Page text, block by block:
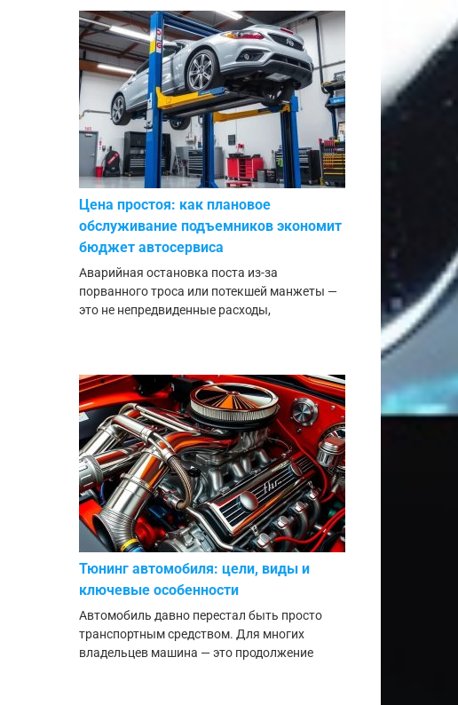
Цена простоя: как плановое
обслуживание подъемников экономит
бюджет автосервиса
Аварийная остановка поста из-за
порванного троса или потекшей манжеты —
это не непредвиденные расходы,
Тюнинг автомобиля: цели, виды и
ключевые особенности
Автомобиль давно перестал быть просто
транспортным средством. Для многих
владельцев машина — это продолжение